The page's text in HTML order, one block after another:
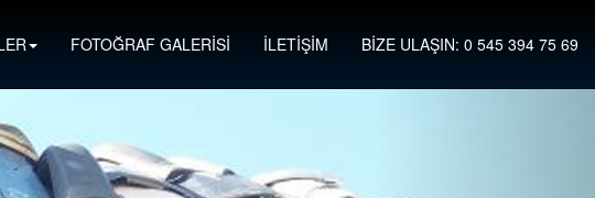
FOTOĞRAF GALERİSİ İLETİŞİM BİZE ULAŞIN: 0 545 394 75 69